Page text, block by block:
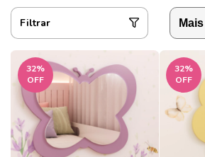
Filtrar
32%
OFF
32%
OFF